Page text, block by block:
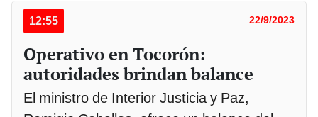
12:55 22/9/2023
Operativo en Tocorón:
autoridades brindan balance
El ministro de Interior Justicia y Paz,